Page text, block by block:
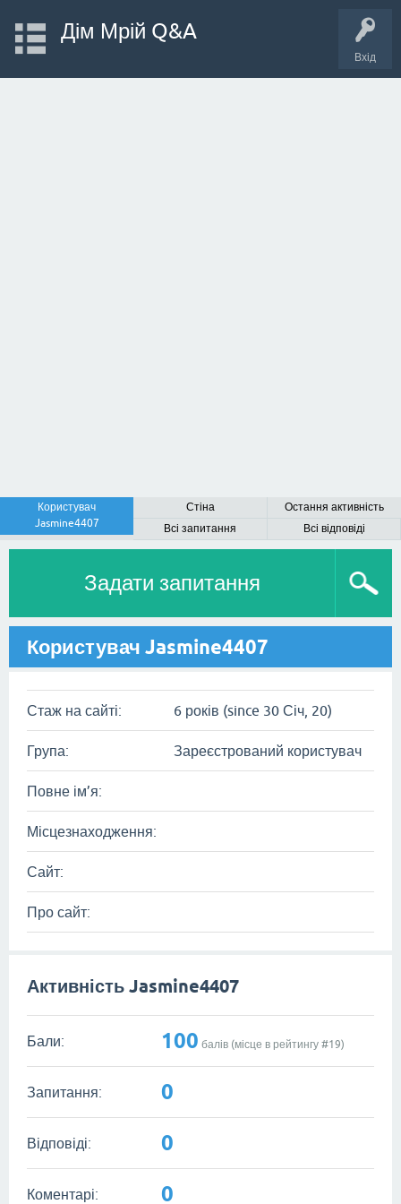
Вхід
Дім Мрій Q&A
Користувач
Jasmine4407
Стіна
Остання активність
Всі запитання
Всі відповіді
Задати запитання
Користувач Jasmine4407
Стаж на сайті: 6 років (since 30 Січ, 20)
Група: Зареєстрований користувач
Повне ім’я:
Місцезнаходження:
Сайт:
Про сайт:
Активність Jasmine4407
Бали: 100 балів (місце в рейтингу #19)
Запитання: 0
Відповіді: 0
Коментарі: 0